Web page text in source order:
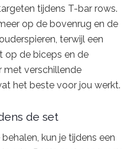
tijdens T-bar rows.
op de bovenrug en de
terwijl een
op de biceps en de
met verschillende
het beste voor jou werkt.
de set
kun je tijdens een